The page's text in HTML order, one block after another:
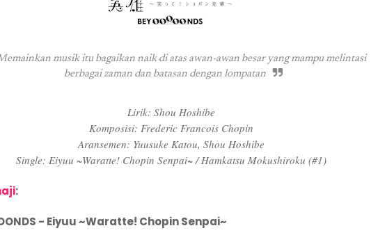
musik itu bagaikan naik di atas awan-awan besar yang mampu melintasi
berbagai zaman dan batasan dengan lompatan
Lirik: Shou Hoshibe
Komposisi: Frederic Francois Chopin
Aransemen: Yuusuke Katou, Shou Hoshibe
Single: Eiyuu ~Waratte! Chopin Senpai~ / Hamkatsu Mokushiroku (#1)
:
- Eiyuu ~Waratte! Chopin Senpai~